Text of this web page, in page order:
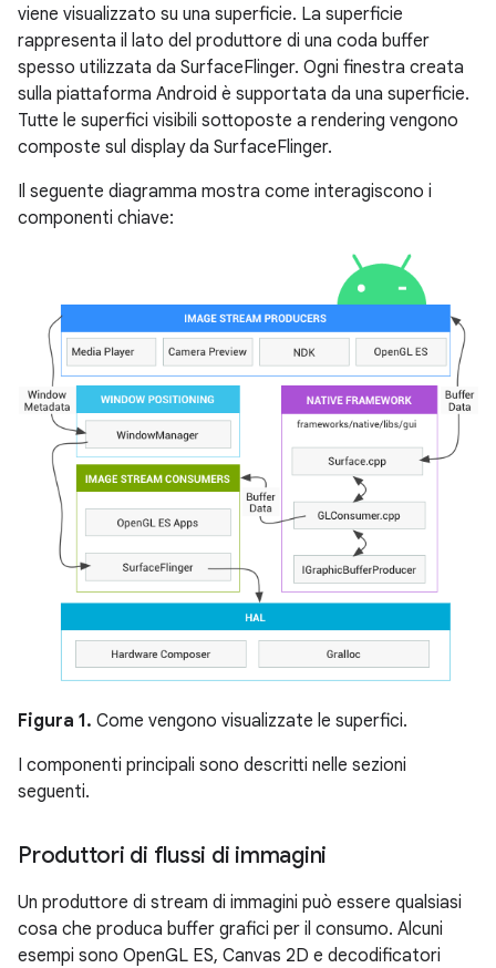
viene visualizzato su una superficie. La superficie
rappresenta il lato del produttore di una coda buffer
spesso utilizzata da SurfaceFlinger. Ogni finestra creata
sulla piattaforma Android è supportata da una superficie.
Tutte le superfici visibili sottoposte a rendering vengono
composte sul display da SurfaceFlinger.
Il seguente diagramma mostra come interagiscono i
componenti chiave:
Figura 1. Come vengono visualizzate le superfici.
I componenti principali sono descritti nelle sezioni
seguenti.
Produttori di flussi di immagini
Un produttore di stream di immagini può essere qualsiasi
cosa che produca buffer grafici per il consumo. Alcuni
esempi sono OpenGL ES, Canvas 2D e decodificatori